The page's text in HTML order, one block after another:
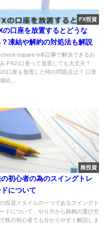
FX投資
の口座を放置するとどうな
？凍結や解約の対処法も解説
square-o本記事で解決できるお
FXの口座って放置しても大丈夫？
の口座を放置した時の問題点は？ 口座
結...
株投資
初心者の為のスイングトレ
ドについて
投資スタイルの一つであるスイングト
ドについて、やり方から銘柄の選び方
株の初心者でも分かりやすく解説しま